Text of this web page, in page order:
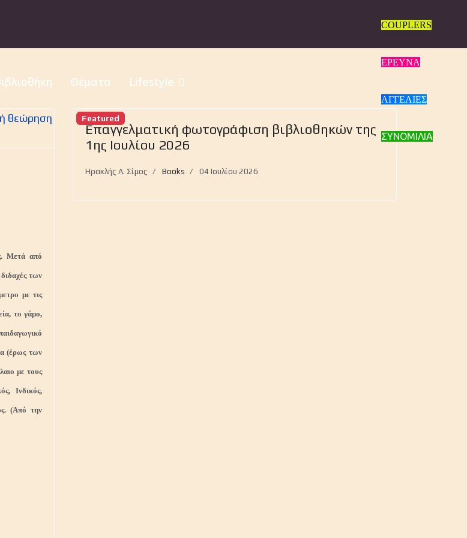
Θέματα Lifestyle
COUPLERS
ΕΡΕΥΝΑ
ΑΓΓΕΛΙΕΣ
ΣΥΝΟΜΙΛΙΑ
Μετά από
των
με τις
το γάμο,
(έρως των
με τους
Ινδικός,
(Από την
Previous
Featured
Eπαγγελματική φωτογράφιση βιβλιοθηκών της
1ης Ιουλίου 2026
Ηρακλής Α. Σίμος Books 04 Ιουλίου 2026